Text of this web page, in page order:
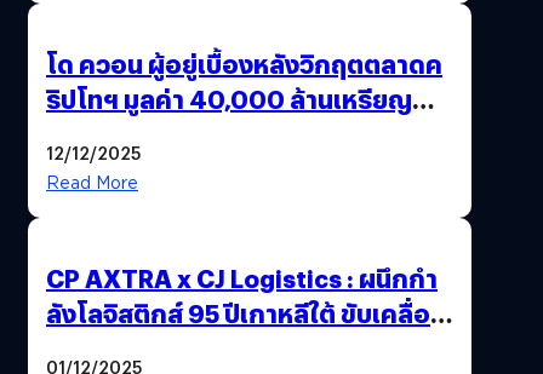
โด ควอน ผู้อยู่เบื้องหลังวิกฤตตลาดค
ริปโทฯ มูลค่า 40,000 ล้านเหรียญ
12/12/2025
Read More
CP AXTRA x CJ Logistics : ผนึกกำ
ลังโลจิสติกส์ 95 ปีเกาหลีใต้ ขับเคลื่อน
01/12/2025